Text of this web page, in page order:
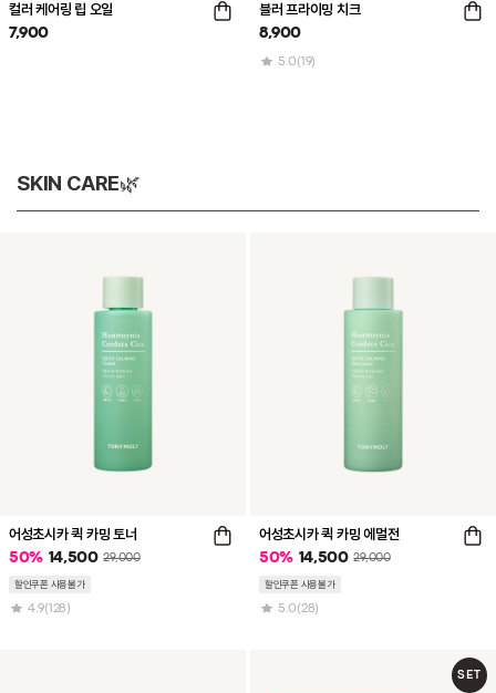
컬러 케어링 립 오일
7,900
블러 프라이밍 치크
8,900
5.0 (19)
SKIN CARE🌿
어성초시카 퀵 카밍 토너
50% 14,500 29,000
할인쿠폰 사용불가
4.9(128)
어성초시카 퀵 카밍 에멀전
50% 14,500 29,000
할인쿠폰 사용불가
5.0 (28)
SET